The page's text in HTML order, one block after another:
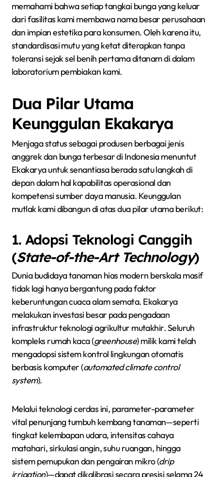
memahami bahwa setiap tangkai bunga yang keluar
dari fasilitas kami membawa nama besar perusahaan
dan impian estetika para konsumen. Oleh karena itu,
standardisasi mutu yang ketat diterapkan tanpa
toleransi sejak sel benih pertama ditanam di dalam
laboratorium pembiakan kami.
Dua Pilar Utama
Keunggulan Ekakarya
Menjaga status sebagai produsen berbagai jenis
anggrek dan bunga terbesar di Indonesia menuntut
Ekakarya untuk senantiasa berada satu langkah di
depan dalam hal kapabilitas operasional dan
kompetensi sumber daya manusia. Keunggulan
mutlak kami dibangun di atas dua pilar utama berikut:
1. Adopsi Teknologi Canggih
(State-of-the-Art Technology)
Dunia budidaya tanaman hias modern berskala masif
tidak lagi hanya bergantung pada faktor
keberuntungan cuaca alam semata. Ekakarya
melakukan investasi besar pada pengadaan
infrastruktur teknologi agrikultur mutakhir. Seluruh
kompleks rumah kaca (greenhouse) milik kami telah
mengadopsi sistem kontrol lingkungan otomatis
berbasis komputer (automated climate control
system).
Melalui teknologi cerdas ini, parameter-parameter
vital penunjang tumbuh kembang tanaman—seperti
tingkat kelembapan udara, intensitas cahaya
matahari, sirkulasi angin, suhu ruangan, hingga
sistem pemupukan dan pengairan mikro (drip
irrigation)—dapat dikalibrasi secara presisi selama 24